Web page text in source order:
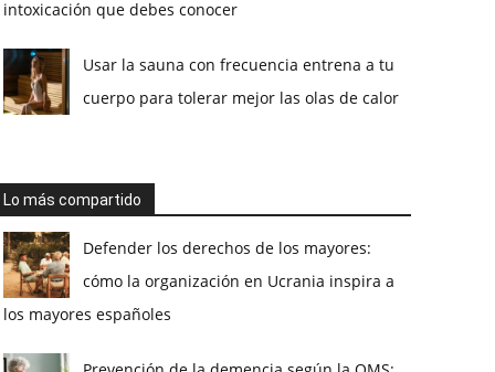
intoxicación que debes conocer
Usar la sauna con frecuencia entrena a tu
cuerpo para tolerar mejor las olas de calor
Lo más compartido
Defender los derechos de los mayores:
cómo la organización en Ucrania inspira a
los mayores españoles